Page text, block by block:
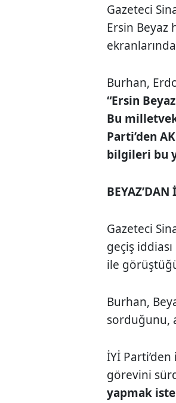
Gazeteci
Ersin Beyaz
Burhan,
“Ersin
Bu
Parti’den
bilgileri bu
Gazeteci
geçiş
ile
Burhan,
sorduğunu,
İYİ
görevini
yapmak